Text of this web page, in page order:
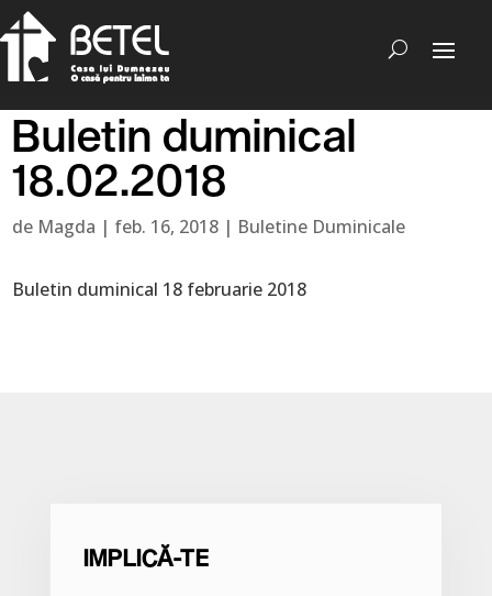
Buletin duminical
18.02.2018
de Magda | feb. 16, 2018 | Buletine Duminicale
Buletin duminical 18 februarie 2018
IMPLICĂ-TE